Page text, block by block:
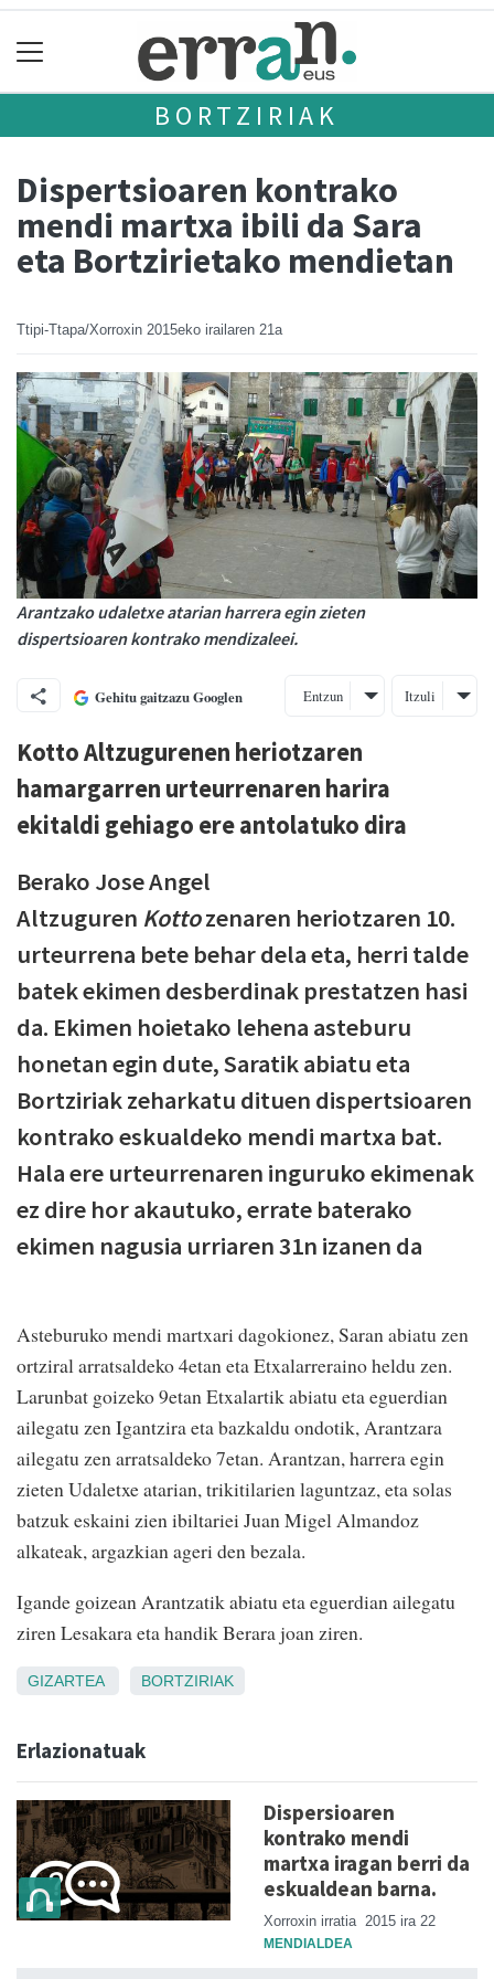
BORTZIRIAK
Dispertsioaren kontrako
mendi martxa ibili da Sara
eta Bortzirietako mendietan
Ttipi-Ttapa/Xorroxin 2015eko irailaren 21a
Arantzako udaletxe atarian harrera egin zieten
dispertsioaren kontrako mendizaleei.
Gehitu gaitzazu Googlen Entzun Itzuli
Kotto Altzugurenen heriotzaren
hamargarren urteurrenaren harira
ekitaldi gehiago ere antolatuko dira
Berako Jose Angel
Altzuguren Kottozenaren heriotzaren 10.
urteurrena bete behar dela eta, herri talde
batek ekimen desberdinak prestatzen hasi
da. Ekimen hoietako lehena asteburu
honetan egin dute, Saratik abiatu eta
Bortziriak zeharkatu dituen dispertsioaren
kontrako eskualdeko mendi martxa bat.
Hala ere urteurrenaren inguruko ekimenak
ez dire hor akautuko, errate baterako
ekimen nagusia urriaren 31n izanen da
Asteburuko mendi martxari dagokionez, Saran abiatu zen
ortziral arratsaldeko 4etan eta Etxalarreraino heldu zen.
Larunbat goizeko 9etan Etxalartik abiatu eta eguerdian
ailegatu zen Igantzira eta bazkaldu ondotik, Arantzara
ailegatu zen arratsaldeko 7etan. Arantzan, harrera egin
zieten Udaletxe atarian, trikitilarien laguntzaz, eta solas
batzuk eskaini zien ibiltariei Juan Migel Almandoz
alkateak, argazkian ageri den bezala.
Igande goizean Arantzatik abiatu eta eguerdian ailegatu
ziren Lesakara eta handik Berara joan ziren.
GIZARTEA BORTZIRIAK
Erlazionatuak
Dispersioaren
kontrako mendi
martxa iragan berri da
eskualdean barna.
Xorroxin irratia 2015 ira 22
MENDIALDEA